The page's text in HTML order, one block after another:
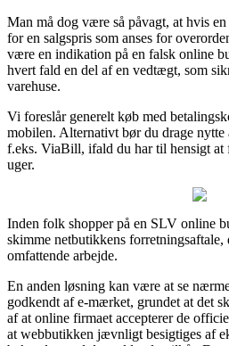
Man må dog være så påvagt, at hvis
for en salgspris som anses for
være en indikation på en falsk online
hvert fald en del af en vedtægt, som
varehuse.
Vi foreslår generelt køb med
mobilen. Alternativt bør du drage nytte
f.eks. ViaBill, ifald du har til hensigt at
uger.
Inden folk shopper på en SLV online
skimme netbutikkens forretningsaftale,
omfattende arbejde.
En anden løsning kan være at se
godkendt af e-mærket, grundet at det
af at online firmaet accepterer de
at webbutikken jævnligt besigtiges af